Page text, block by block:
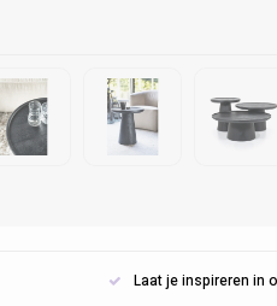
Laat je inspireren in